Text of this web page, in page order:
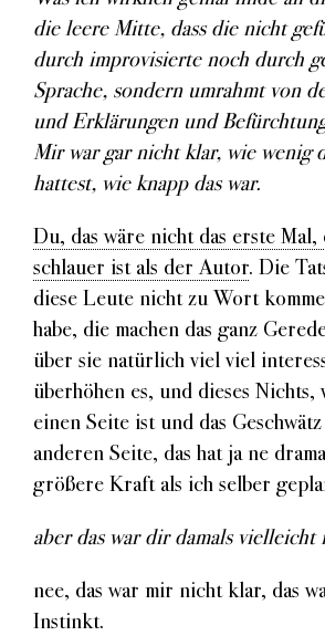
die leere Mitte, dass die nicht
durch improvisierte noch durch
Sprache, sondern umrahmt von
und Erklärungen und
Mir war gar nicht klar, wie wenig
hattest, wie knapp das war.
Du, das wäre nicht das erste Mal,
schlauer ist als der Autor. Die
diese Leute nicht zu Wort
habe, die machen das ganz
über sie natürlich viel viel
überhöhen es, und dieses Nichts,
einen Seite ist und das
anderen Seite, das hat ja ne
größere Kraft als ich selber
aber das war dir damals vielleicht
nee, das war mir nicht klar, das
Instinkt.